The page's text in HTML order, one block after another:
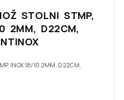
STOLNI STMP,
2MM, D22CM,
INOX 18/10 2MM, D22CM,